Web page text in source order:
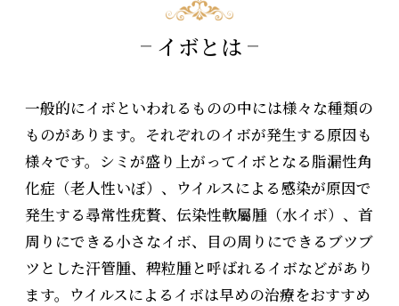
イボとは
一般的にイボといわれるものの中には様々な種類の
ものがあります。それぞれのイボが発生する原因も
様々です。 シミが盛り上がってイボとなる脂漏性角
化症（老人性いぼ）、ウイルスによる感染が原因で
発生する尋常性疣贅、 伝染性軟屬腫（水イボ）、首
周りにできる小さなイボ、目の周りにできるブツブ
ツとした汗管腫、稗粒腫と呼ばれるイボなどがあり
ます。 ウイルスによるイボは早めの治療をおすすめ